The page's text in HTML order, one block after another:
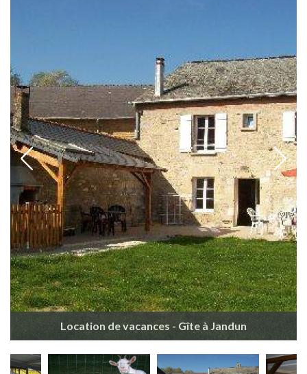
Location de vacances - Gîte à Jandun